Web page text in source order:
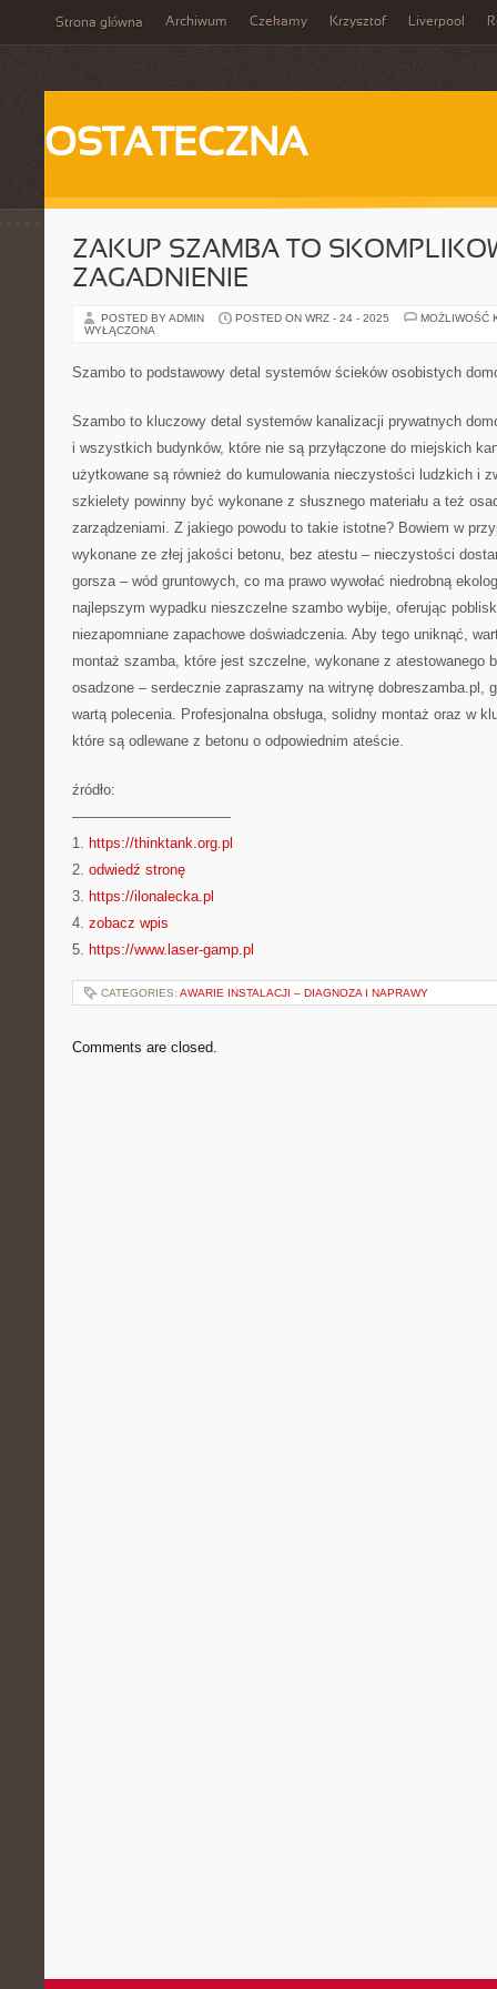
Strona główna Archiwum Czekamy Krzysztof Liverpool
OSTATECZNA
ZAKUP SZAMBA TO
ZAGADNIENIE
POSTED BY ADMIN POSTED ON WRZ - 24 - 2025
MOŻLIWOŚĆ
WYŁĄCZONA
Szambo to podstawowy detal systemów ścieków osobistych
Szambo to kluczowy detal systemów kanalizacji prywatnych
i wszystkich budynków, które nie są przyłączone do miejskich
użytkowane są również do kumulowania nieczystości ludzkich i
szkielety powinny być wykonane z słusznego materiału a też
zarządzeniami. Z jakiego powodu to takie istotne? Bowiem w
wykonane ze złej jakości betonu, bez atestu – nieczystości
gorsza – wód gruntowych, co ma prawo wywołać niedrobną
najlepszym wypadku nieszczelne szambo wybije, oferując
niezapomniane zapachowe doświadczenia. Aby tego uniknąć,
montaż szamba, które jest szczelne, wykonane z atestowanego
osadzone – serdecznie zapraszamy na witrynę dobreszamba.pl,
wartą polecenia. Profesjonalna obsługa, solidny montaż oraz w
które są odlewane z betonu o odpowiednim ateście.
źródło:
———————————
1. https://thinktank.org.pl
2. odwiedź stronę
3. https://ilonalecka.pl
4. zobacz wpis
5. https://www.laser-gamp.pl
CATEGORIES: AWARIE INSTALACJI – DIAGNOZA I NAPRAWY
Comments are closed.